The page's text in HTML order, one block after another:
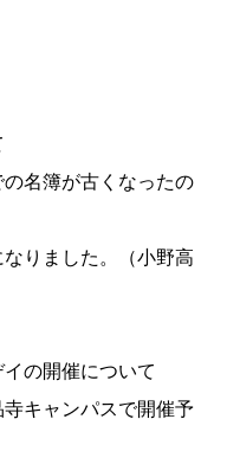
名簿が古くなったの
りました。（小野高
の開催について
キャンパスで開催予